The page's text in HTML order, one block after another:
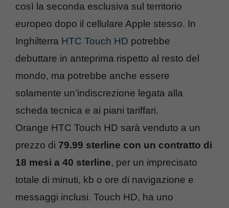
così la seconda esclusiva sul territorio
europeo dopo il cellulare Apple stesso. In
Inghilterra HTC Touch HD potrebbe
debuttare in anteprima rispetto al resto del
mondo, ma potrebbe anche essere
solamente un’indiscrezione legata alla
scheda tecnica e ai piani tariffari.
Orange HTC Touch HD sarà venduto a un
prezzo di 79.99 sterline con un contratto di
18 mesi a 40 sterline, per un imprecisato
totale di minuti, kb o ore di navigazione e
messaggi inclusi. Touch HD, ha uno